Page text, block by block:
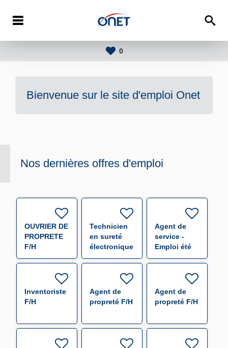
0
Bienvenue sur le site d'emploi Onet
Nos dernières offres d'emploi
OUVRIER DE
PROPRETE
F/H
Technicien
en sureté
électronique
F/H
Agent de
service -
Emploi été
F/H
Inventoriste
F/H
Agent de
propreté F/H
Agent de
propreté F/H